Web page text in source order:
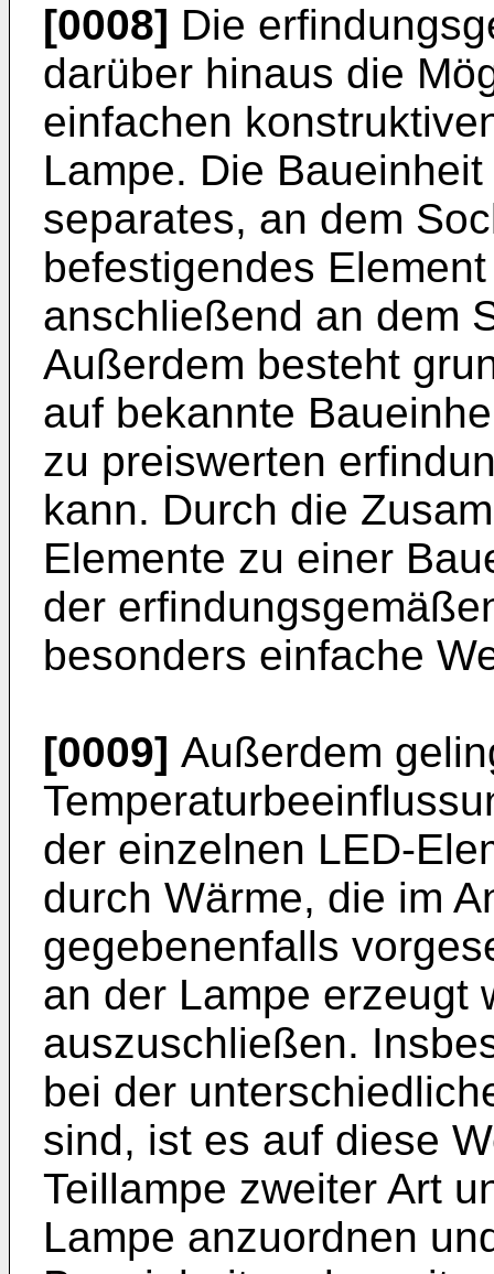
[0008] Die
darüber hinaus die
einfachen
Lampe. Die
separates, an dem
befestigendes
anschließend an dem
Außerdem besteht
auf bekannte
zu preiswerten
kann. Durch die
Elemente zu einer
der
besonders einfache
[0009] Außerdem
der einzelnen LED-
durch Wärme, die im
gegebenenfalls
an der Lampe erzeugt
auszuschließen.
bei der
sind, ist es auf diese
Teillampe zweiter Art
Lampe anzuordnen